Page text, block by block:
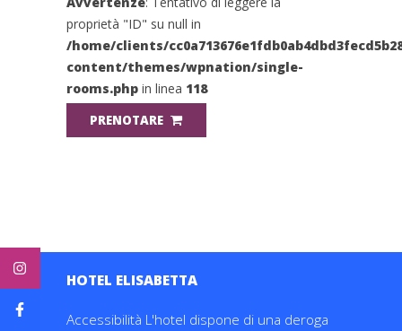
proprietà "ID" su null in
/home/clients/
content/themes/wpnation/single-
rooms.php in linea 118
PRENOTARE
HOTEL ELISABETTA
Accessibilità L'hotel dispone di una deroga